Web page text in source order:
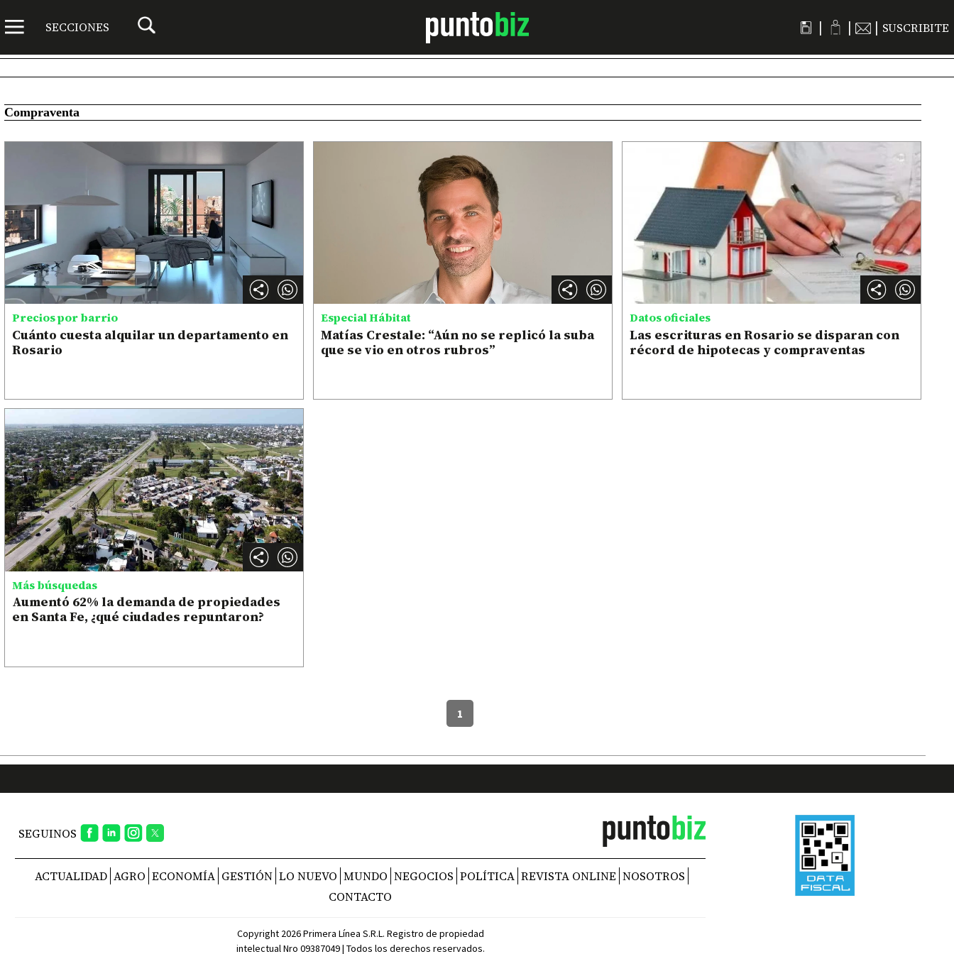
SECCIONES | | | SUSCRIBITE
Compraventa
Precios por barrio
Cuánto cuesta alquilar un departamento en
Rosario
Especial Hábitat
Matías Crestale: “Aún no se replicó la suba
que se vio en otros rubros”
Datos oficiales
Las escrituras en Rosario se disparan con
récord de hipotecas y compraventas
Más búsquedas
Aumentó 62% la demanda de propiedades
en Santa Fe, ¿qué ciudades repuntaron?
1
SEGUINOS
ACTUALIDAD AGRO ECONOMÍA GESTIÓN LO NUEVO MUNDO NEGOCIOS POLÍTICA REVISTA ONLINE NOSOTROS
CONTACTO
Copyright 2026 Primera Línea S.R.L. Registro de propiedad
intelectual Nro 09387049 | Todos los derechos reservados.